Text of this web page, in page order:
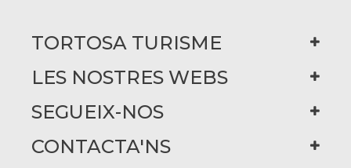
TORTOSA TURISME
LES NOSTRES WEBS
SEGUEIX-NOS
CONTACTA'NS